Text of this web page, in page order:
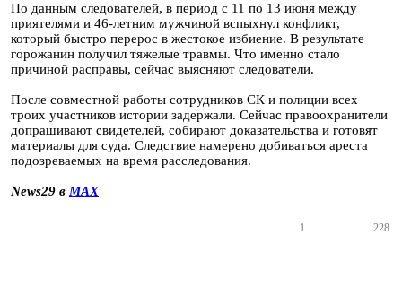
По данным следователей, в период с 11 по 13 июня между
приятелями и 46-летним мужчиной вспыхнул конфликт,
который быстро перерос в жестокое избиение. В результате
горожанин получил тяжелые травмы. Что именно стало
причиной расправы, сейчас выясняют следователи.
После совместной работы сотрудников СК и полиции всех
троих участников истории задержали. Сейчас правоохранители
допрашивают свидетелей, собирают доказательства и готовят
материалы для суда. Следствие намерено добиваться ареста
подозреваемых на время расследования.
News29 в MAX
1 228